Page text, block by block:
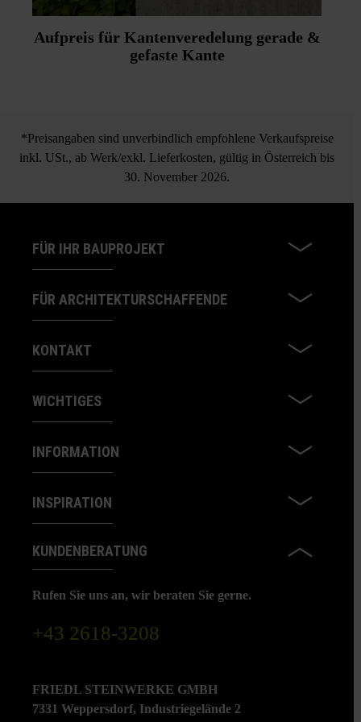
Aufpreis für Kantenveredelung gerade &
gefaste Kante
*Preisangaben sind unverbindlich empfohlene Verkaufspreise
inkl. USt., ab Werk/exkl. Lieferkosten, gültig in Österreich bis
30. November 2026.
FÜR IHR BAUPROJEKT
FÜR ARCHITEKTURSCHAFFENDE
KONTAKT
WICHTIGES
INFORMATION
INSPIRATION
KUNDENBERATUNG
Rufen Sie uns an, wir beraten Sie gerne.
+43 2618-3208
FRIEDL STEINWERKE GMBH
7331 Weppersdorf, Industriegelände 2